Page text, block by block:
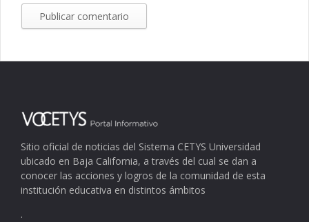
Sitio oficial de noticias del Sistema CETYS Universidad
ubicado en Baja California, a través del cual se dan a
conocer las acciones y logros de la comunidad de esta
institución educativa en distintos ámbitos
.